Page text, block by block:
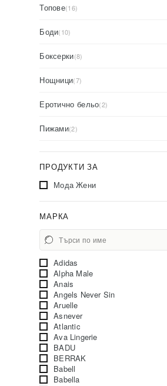
Топове(16)
Боди(10)
Боксерки(8)
Нощници(7)
Еротично бельо(2)
Пижами(2)
ПРОДУКТИ ЗА
Мода Жени
МАРКА
Adidas
Alpha Male
Anais
Angels Never Sin
Aruelle
Asnever
Atlantic
Ava Lingerie
BADU
BERRAK
Babell
Babella